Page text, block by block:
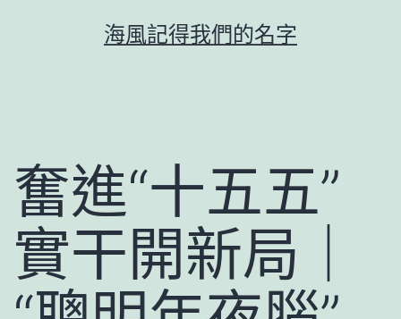
海風記得我們的名字
奮進“十五五”
實干開新局｜